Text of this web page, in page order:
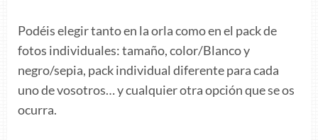
Podéis elegir tanto en la orla como en el pack de
fotos individuales: tamaño, color/Blanco y
negro/sepia, pack individual diferente para cada
uno de vosotros… y cualquier otra opción que se os
ocurra.